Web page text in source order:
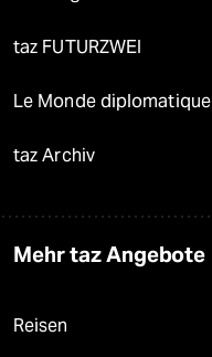
taz FUTURZWEI
Le Monde diplomatique
taz Archiv
Mehr taz Angebote
Reisen